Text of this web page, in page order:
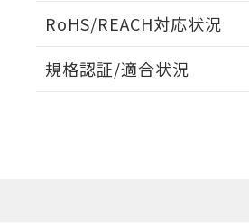
RoHS/REACH対応状況
EU RoHS 注意事項・凡例
規格認証/適合状況